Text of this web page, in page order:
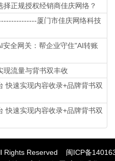
正规授权经销商佳庆网络？
厦门市佳庆网络科技
安全网关：帮企业守住"AI转账
现流量与背书双丰收
快速实现内容收录+品牌背书双
快速实现内容收录+品牌背书双
Rights Reserved 闽ICP备